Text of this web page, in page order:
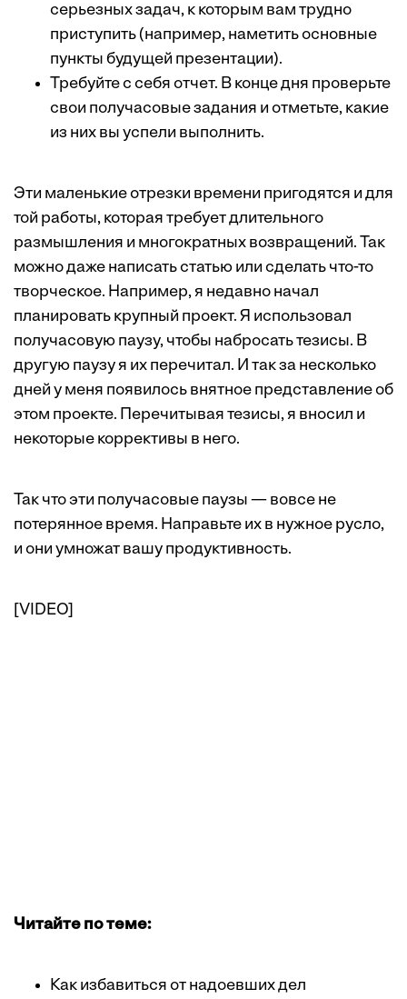
серьезных задач, к которым вам трудно
приступить (например, наметить основные
пункты будущей презентации).
Требуйте с себя отчет. В конце дня проверьте
свои получасовые задания и отметьте, какие
из них вы успели выполнить.
Эти маленькие отрезки времени пригодятся и для
той работы, которая требует длительного
размышления и многократных возвращений. Так
можно даже написать статью или сделать что-то
творческое. Например, я недавно начал
планировать крупный проект. Я использовал
получасовую паузу, чтобы набросать тезисы. В
другую паузу я их перечитал. И так за несколько
дней у меня появилось внятное представление об
этом проекте. Перечитывая тезисы, я вносил и
некоторые коррективы в него.
Так что эти получасовые паузы — вовсе не
потерянное время. Направьте их в нужное русло,
и они умножат вашу продуктивность.
[VIDEO]
Читайте по теме:
Как избавиться от надоевших дел